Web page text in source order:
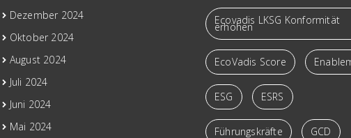
Dezember 2024
Oktober 2024
August 2024
Juli 2024
Juni 2024
Mai 2024
Ecovadis LKSG Konformität
erhöhen
EcoVadis Score
ESG ESRS
Führungskräfte GCD